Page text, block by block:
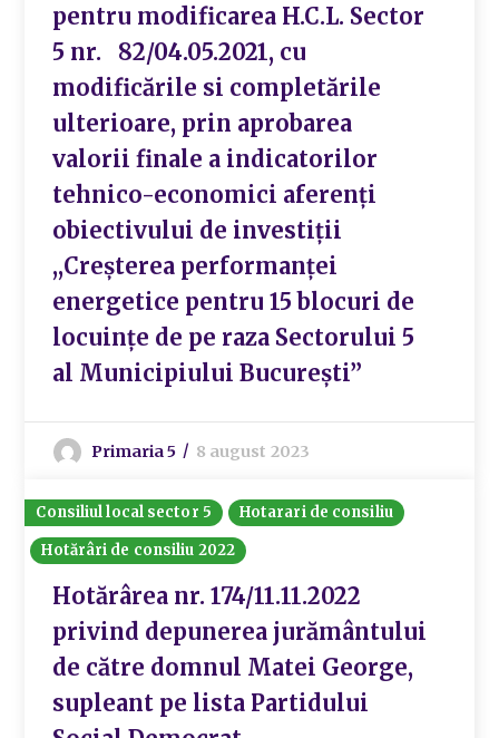
pentru modificarea H.C.L. Sector
5 nr. 82/04.05.2021, cu
modificările si completările
ulterioare, prin aprobarea
valorii finale a indicatorilor
tehnico-economici aferenți
obiectivului de investiții
,,Creșterea performanței
energetice pentru 15 blocuri de
locuințe de pe raza Sectorului 5
al Municipiului București”
Primaria 5 8 august 2023
Consiliul local sector 5
Hotarari de consiliu
Hotărâri de consiliu 2022
Hotărârea nr. 174/11.11.2022
privind depunerea jurământului
de către domnul Matei George,
supleant pe lista Partidului